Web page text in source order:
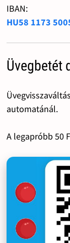
IBAN:
HU58 1173
Üvegbetét
automatánál.
A legapróbb 50